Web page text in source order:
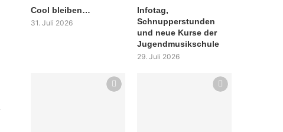
Cool bleiben…
31. Juli 2026
Infotag,
Schnupperstunden
und neue Kurse der
Jugendmusikschule
29. Juli 2026